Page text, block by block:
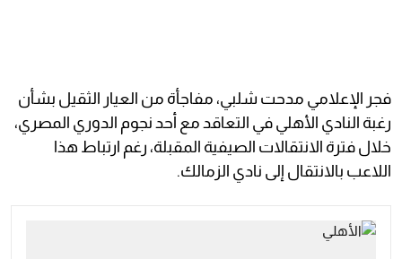
فجر الإعلامي مدحت شلبي، مفاجأة من العيار الثقيل بشأن
رغبة النادي الأهلي في التعاقد مع أحد نجوم الدوري المصري،
خلال فترة الانتقالات الصيفية المقبلة، رغم ارتباط هذا
اللاعب بالانتقال إلى نادي الزمالك.